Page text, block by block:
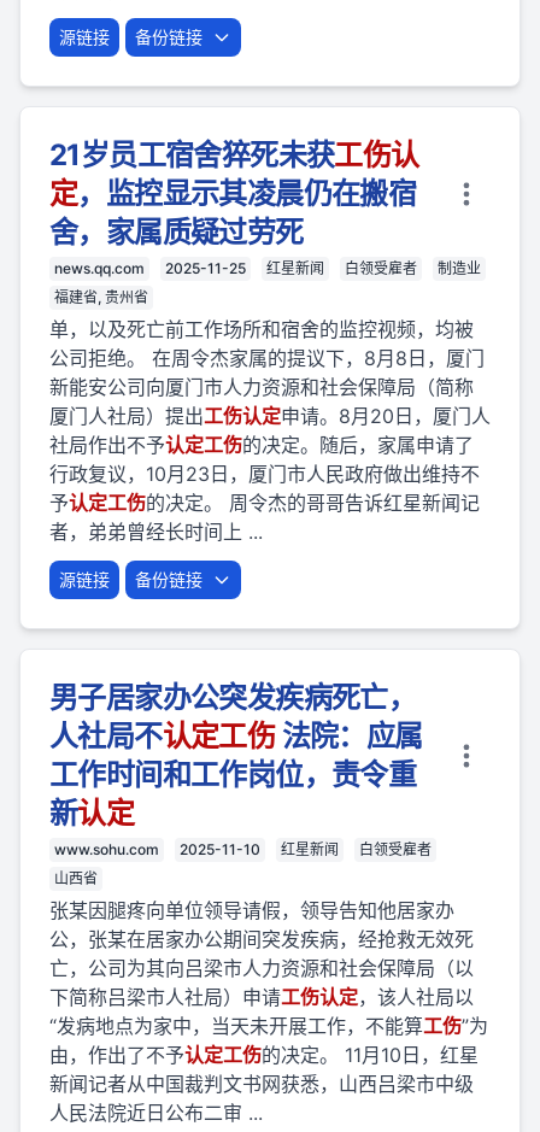
源链接 备份链接
21岁员工宿舍猝死未获工伤认
定，监控显示其凌晨仍在搬宿
舍，家属质疑过劳死
news.qq.com 2025-11-25 红星新闻 白领受雇者
制造业
福建省, 贵州省
单，以及死亡前工作场所和宿舍的监控视频，均被
公司拒绝。 在周令杰家属的提议下，8月8日，厦门
新能安公司向厦门市人力资源和社会保障局（简称
厦门人社局）提出工伤认定申请。8月20日，厦门人
社局作出不予认定工伤的决定。随后，家属申请了
行政复议，10月23日，厦门市人民政府做出维持不
予认定工伤的决定。 周令杰的哥哥告诉红星新闻记
者，弟弟曾经长时间上 ...
源链接 备份链接
男子居家办公突发疾病死亡，
人社局不认定工伤法院：应属
工作时间和工作岗位，责令重
新认定
www.sohu.com 2025-11-10 红星新闻
白领受雇者
山西省
张某因腿疼向单位领导请假，领导告知他居家办
公，张某在居家办公期间突发疾病，经抢救无效死
亡，公司为其向吕梁市人力资源和社会保障局（以
下简称吕梁市人社局）申请工伤认定，该人社局以
“发病地点为家中，当天未开展工作，不能算工伤”为
由，作出了不予认定工伤的决定。 11月10日，红星
新闻记者从中国裁判文书网获悉，山西吕梁市中级
人民法院近日公布二审 ...